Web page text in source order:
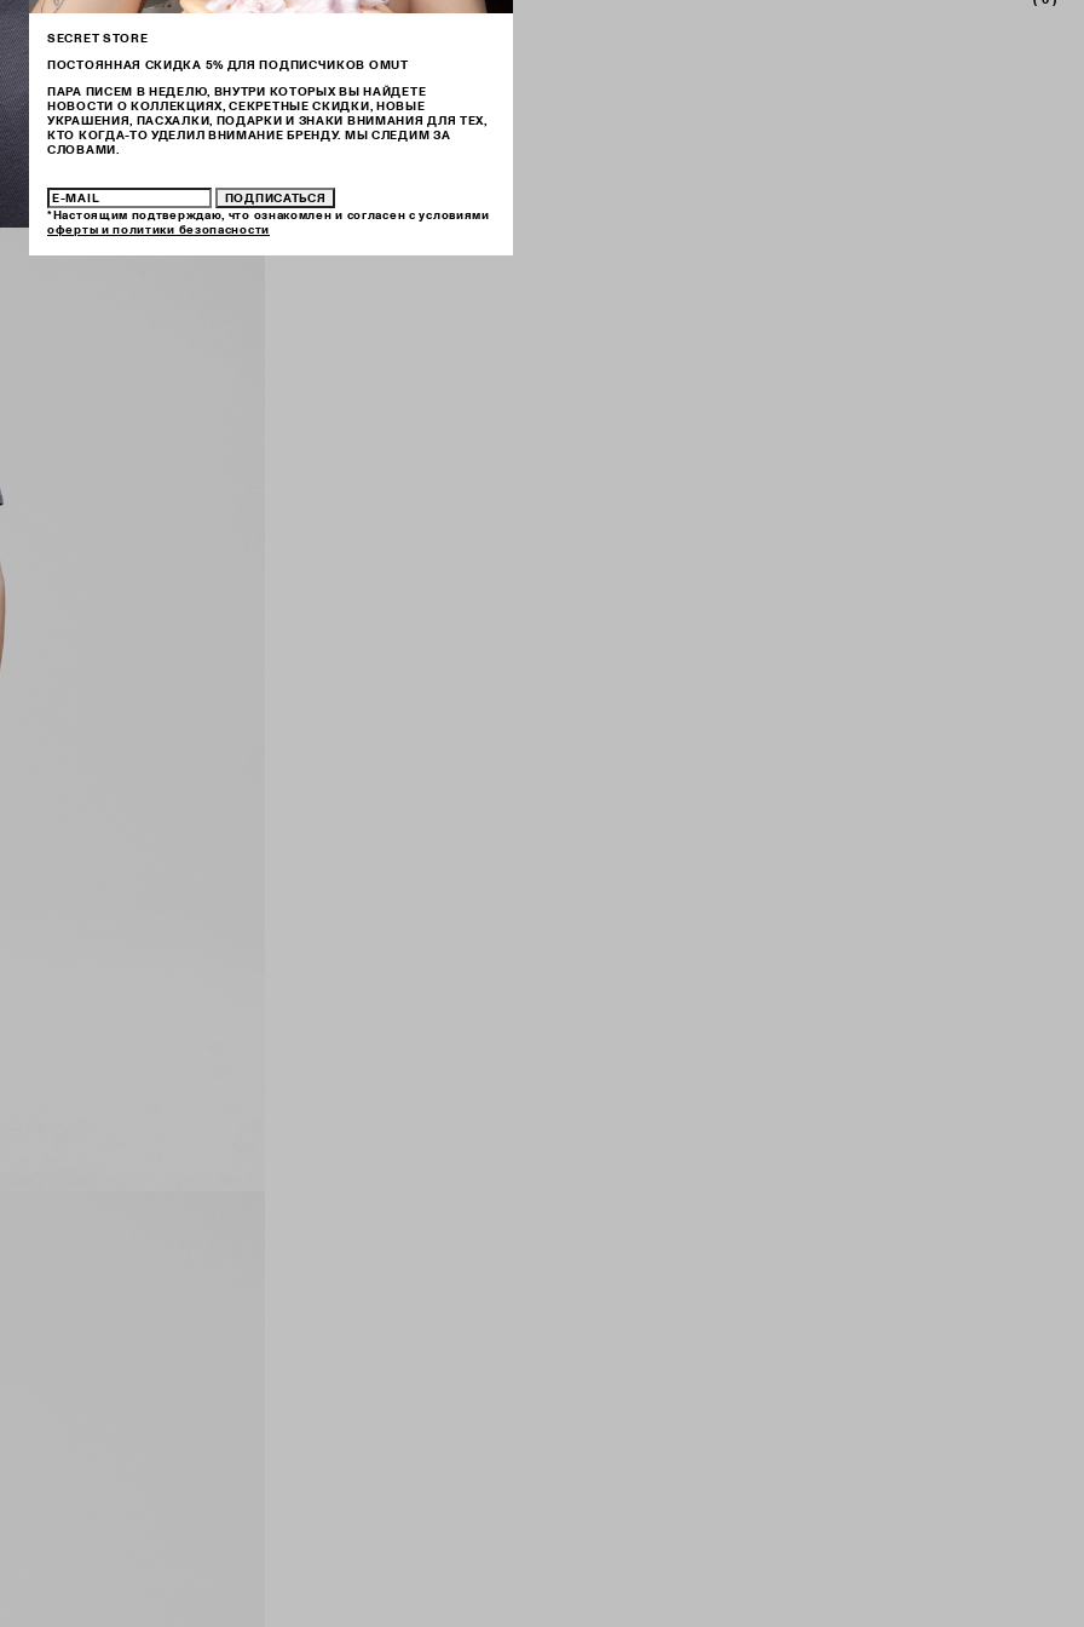
SECRET STORE
ПОСТОЯННАЯ СКИДКА 5% ДЛЯ ПОДПИСЧИКОВ OMUT
ПАРА ПИСЕМ В НЕДЕЛЮ, ВНУТРИ КОТОРЫХ ВЫ НАЙДЕТЕ
НОВОСТИ О КОЛЛЕКЦИЯХ, СЕКРЕТНЫЕ СКИДКИ, НОВЫЕ
УКРАШЕНИЯ, ПАСХАЛКИ, ПОДАРКИ И ЗНАКИ ВНИМАНИЯ ДЛЯ ТЕХ,
КТО КОГДА-ТО УДЕЛИЛ ВНИМАНИЕ БРЕНДУ. МЫ СЛЕДИМ ЗА
СЛОВАМИ.
ПОДПИСАТЬСЯ
*Настоящим подтверждаю, что ознакомлен и согласен с условиями
оферты и политики безопасности